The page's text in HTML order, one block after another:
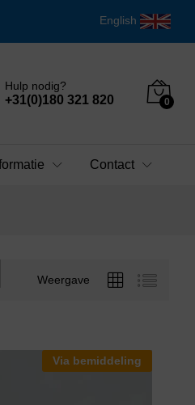
English
Hulp nodig?
+31(0)180 321 820 0
Contact
Weergave
Via bemiddeling